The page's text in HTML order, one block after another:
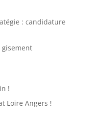
: candidature
gisement
!
Loire Angers !